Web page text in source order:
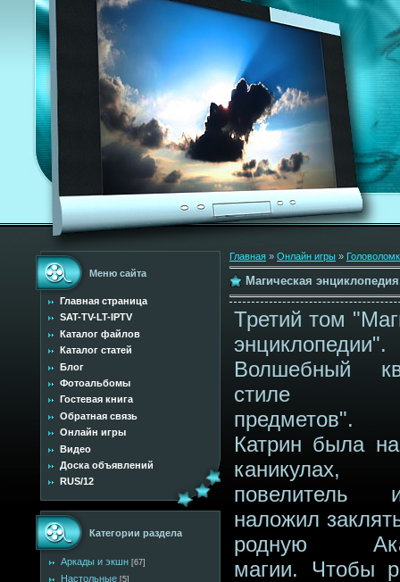
Меню сайта
Главная страница
SAT-TV-LT-IPTV
Каталог файлов
Каталог статей
Блог
Фотоальбомы
Гостевая книга
Обратная связь
Онлайн игры
Видео
Доска объявлений
RUS/12
Категории раздела
Аркады и экшн [67]
Настольные [5]
Главная » Онлайн игры »
Магическая
Третий том
энциклопедии".
Волшебный
стиле
Катрин была
повелитель
наложил
родную
магии. Чтобы